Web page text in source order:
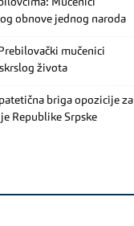
Mučenici
obnove jednog naroda
mučenici
života
briga opozicije za
Republike Srpske